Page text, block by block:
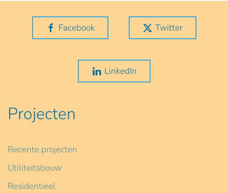
Facebook Twitter
LinkedIn
Projecten
Recente projecten
Utiliteitsbouw
Residentieel